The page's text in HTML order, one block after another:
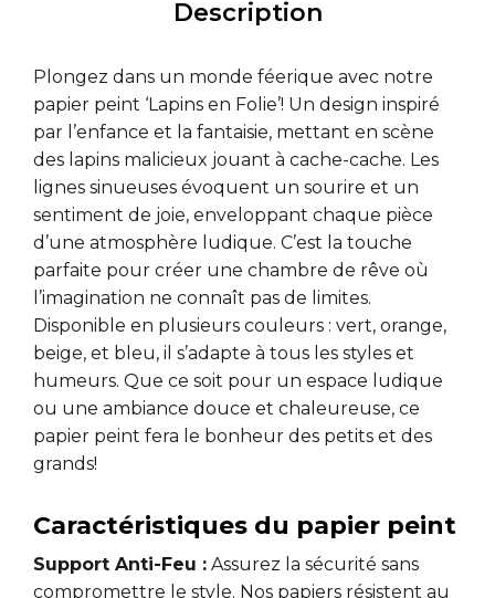
Description
Plongez dans un monde féerique avec notre
papier peint ‘Lapins en Folie’! Un design inspiré
par l’enfance et la fantaisie, mettant en scène
des lapins malicieux jouant à cache-cache. Les
lignes sinueuses évoquent un sourire et un
sentiment de joie, enveloppant chaque pièce
d’une atmosphère ludique. C’est la touche
parfaite pour créer une chambre de rêve où
l’imagination ne connaît pas de limites.
Disponible en plusieurs couleurs : vert, orange,
beige, et bleu, il s’adapte à tous les styles et
humeurs. Que ce soit pour un espace ludique
ou une ambiance douce et chaleureuse, ce
papier peint fera le bonheur des petits et des
grands!
Caractéristiques du papier peint
Support Anti-Feu : Assurez la sécurité sans
compromettre le style. Nos papiers résistent au